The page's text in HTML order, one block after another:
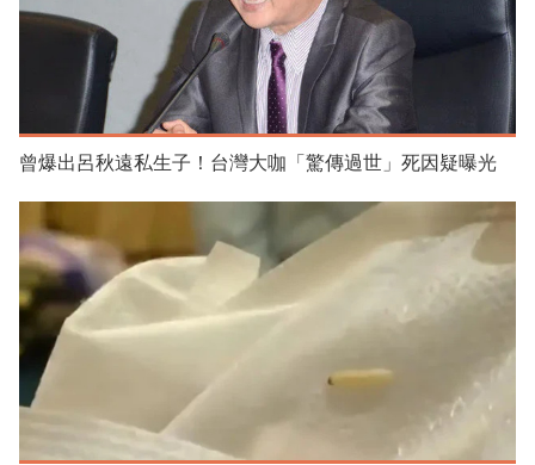
曾爆出呂秋遠私生子！台灣大咖「驚傳過世」死因疑曝光